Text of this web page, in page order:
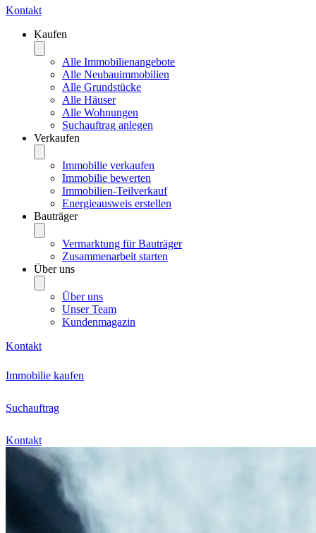
Kontakt
Kaufen
Alle Immobilienangebote
Alle Neubauimmobilien
Alle Grundstücke
Alle Häuser
Alle Wohnungen
Suchauftrag anlegen
Verkaufen
Immobilie verkaufen
Immobilie bewerten
Immobilien-Teilverkauf
Energieausweis erstellen
Bauträger
Vermarktung für Bauträger
Zusammenarbeit starten
Über uns
Über uns
Unser Team
Kundenmagazin
Kontakt
Immobilie kaufen
Suchauftrag
Kontakt